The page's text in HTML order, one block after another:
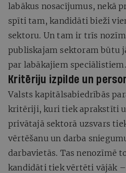
labākus nosacījumus, nekā
spīti tam, kandidāti bieži
sektoru. Un tam ir trīs
publiskajam sektoram būtu
par labākajiem speciālistiem.
Kritēriju izpilde un
Valsts kapitālsabiedrībās
kritēriji, kuri tiek aprakstīti
privātajā sektorā uzsvars
vērtēšanu un darba
darbavietās. Tas nenozīmē
kandidāti tiek vērtēti vājāk